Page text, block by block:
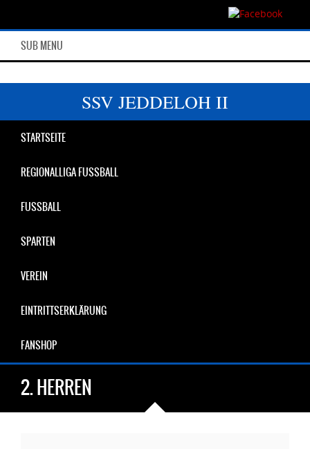
SUB MENU
SSV JEDDELOH II
STARTSEITE
REGIONALLIGA FUSSBALL
FUSSBALL
SPARTEN
VEREIN
EINTRITTSERKLÄRUNG
FANSHOP
2. HERREN